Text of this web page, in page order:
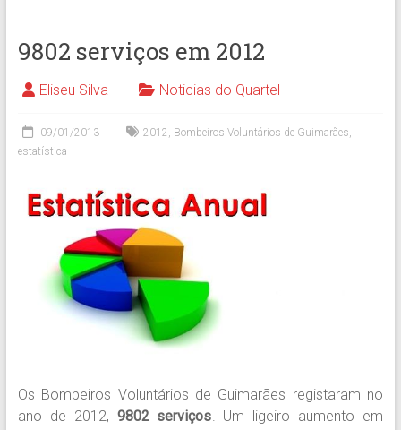
9802 serviços em 2012
Eliseu Silva Noticias do Quartel
09/01/2013 2012 , Bombeiros Voluntários de Guimarães,
estatística
Os Bombeiros Voluntários de Guimarães registaram no
ano de 2012, 9802 serviços. Um ligeiro aumento em